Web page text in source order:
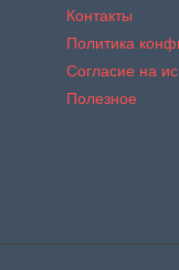
Контакты
Политика
Согласие на
Полезное